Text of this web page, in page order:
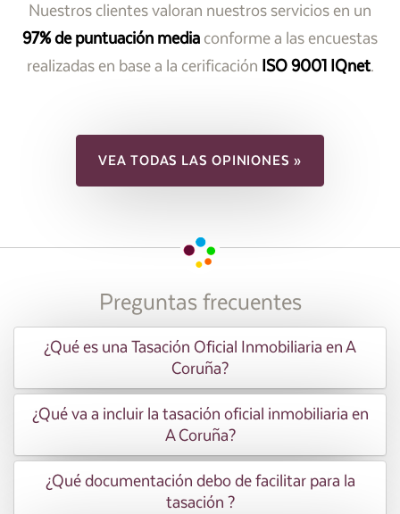
Nuestros clientes valoran nuestros servicios en un
97% de puntuación mediaconforme a las encuestas
realizadas en base a la cerificación ISO 9001 IQnet.
VEA TODAS LAS OPINIONES »
Preguntas frecuentes
¿Qué es una Tasación Oficial Inmobiliaria en A
Coruña?
¿Qué va a incluir la tasación oficial inmobiliaria en
A Coruña?
¿Qué documentación debo de facilitar para la
tasación ?